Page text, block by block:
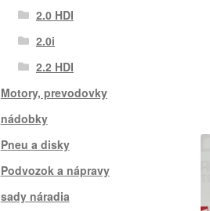
2.0 HDI
2.0i
2.2 HDI
Motory, prevodovky
nádobky
Pneu a disky
Podvozok a nápravy
sady náradia